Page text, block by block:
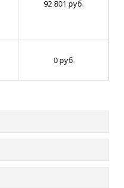
92 801 руб.
0 руб.